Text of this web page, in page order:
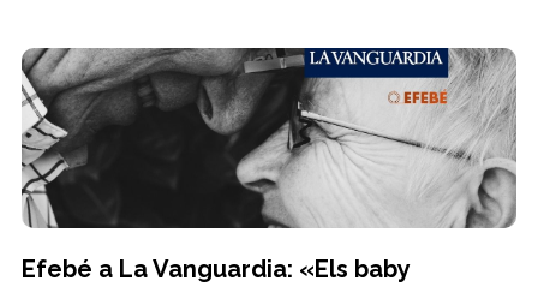
Efebé a La Vanguardia: «Els baby